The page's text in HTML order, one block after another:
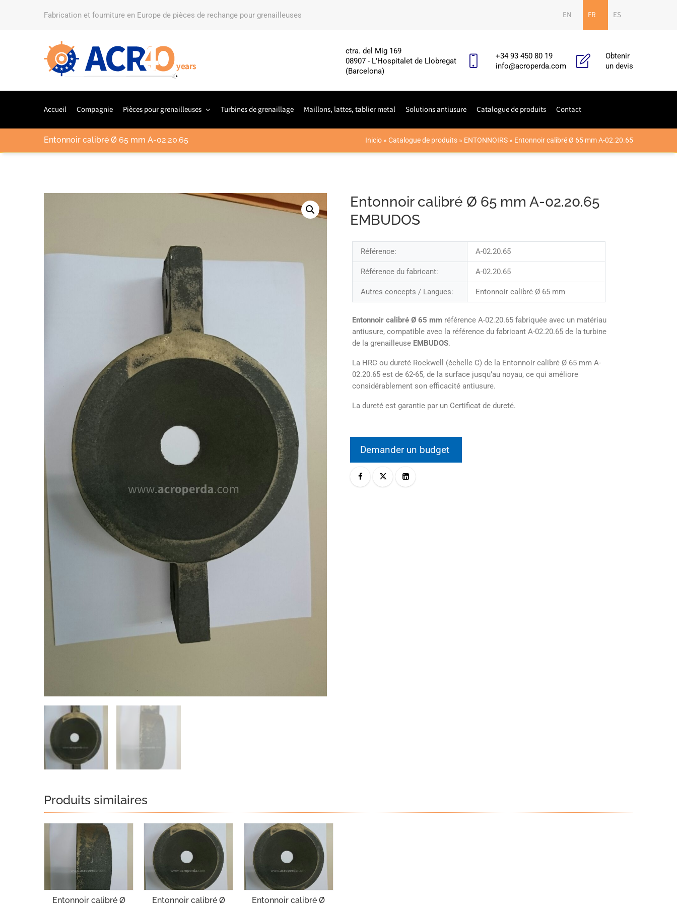
Fabrication et fourniture en Europe de pièces de rechange pour grenailleuses EN FR ES
ctra. del Mig 169
08907 - L'Hospitalet de Llobregat
(Barcelona)
+34 93 450 80 19
info@acroperda.com
Obtenir
un devis
Accueil Compagnie Pièces pour grenailleuses Turbines de grenaillage Maillons, lattes, tablier metal Solutions antiusure Catalogue de produits Contact
Entonnoir calibré Ø 65 mm A-02.20.65 Inicio » Catalogue de produits » ENTONNOIRS » Entonnoir calibré Ø 65 mm A-02.20.65
Entonnoir calibré Ø 65 mm A-02.20.65
EMBUDOS
Référence: A-02.20.65
Référence du fabricant: A-02.20.65
Autres concepts / Langues: Entonnoir calibré Ø 65 mm
Entonnoir calibré Ø 65 mm référence A-02.20.65 fabriquée avec un matériau
antiusure, compatible avec la référence du fabricant A-02.20.65 de la turbine
de la grenailleuse EMBUDOS.
La HRC ou dureté Rockwell (échelle C) de la Entonnoir calibré Ø 65 mm A-
02.20.65 est de 62-65, de la surface jusqu’au noyau, ce qui améliore
considérablement son efficacité antiusure.
La dureté est garantie par un Certificat de dureté.
Demander un budget
Produits similaires
Entonnoir calibré Ø Entonnoir calibré Ø Entonnoir calibré Ø